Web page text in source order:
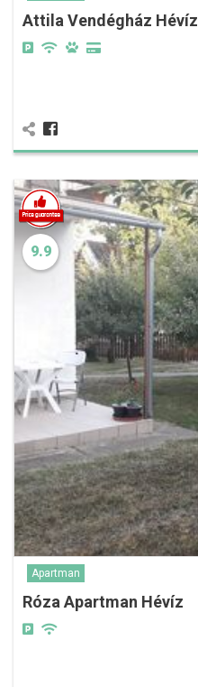
Attila Vendégház Hévíz
9.9
Apartman
Róza Apartman Hévíz